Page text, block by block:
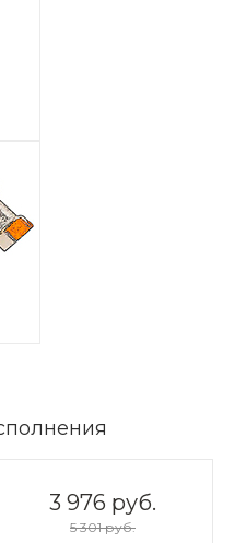
3 976 руб.
5 301 руб.